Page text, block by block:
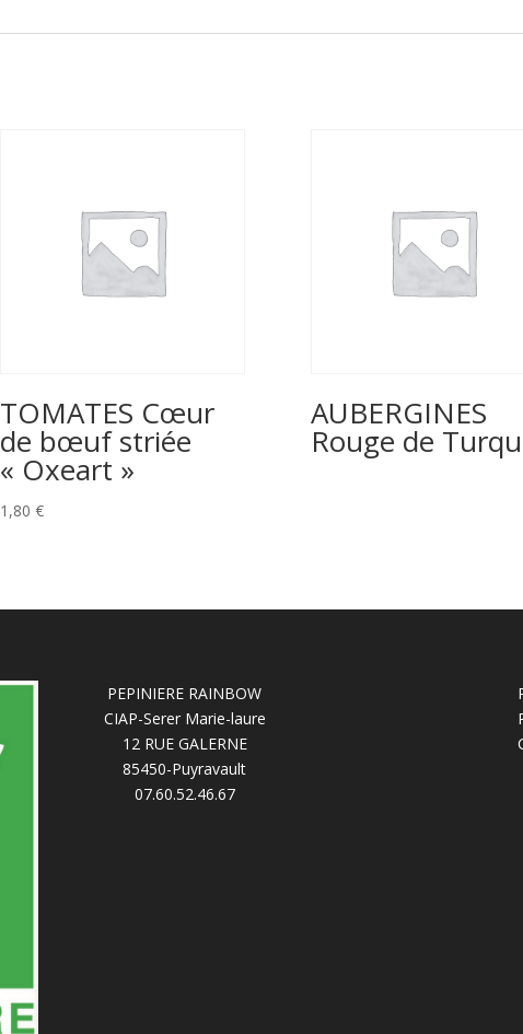
TOMATES Cœur
de bœuf striée
« Oxeart »
1,80 €
AUBERGINES
Rouge de
PEPINIERE RAINBOW
CIAP-Serer Marie-laure
12 RUE GALERNE
85450-Puyravault
07.60.52.46.67